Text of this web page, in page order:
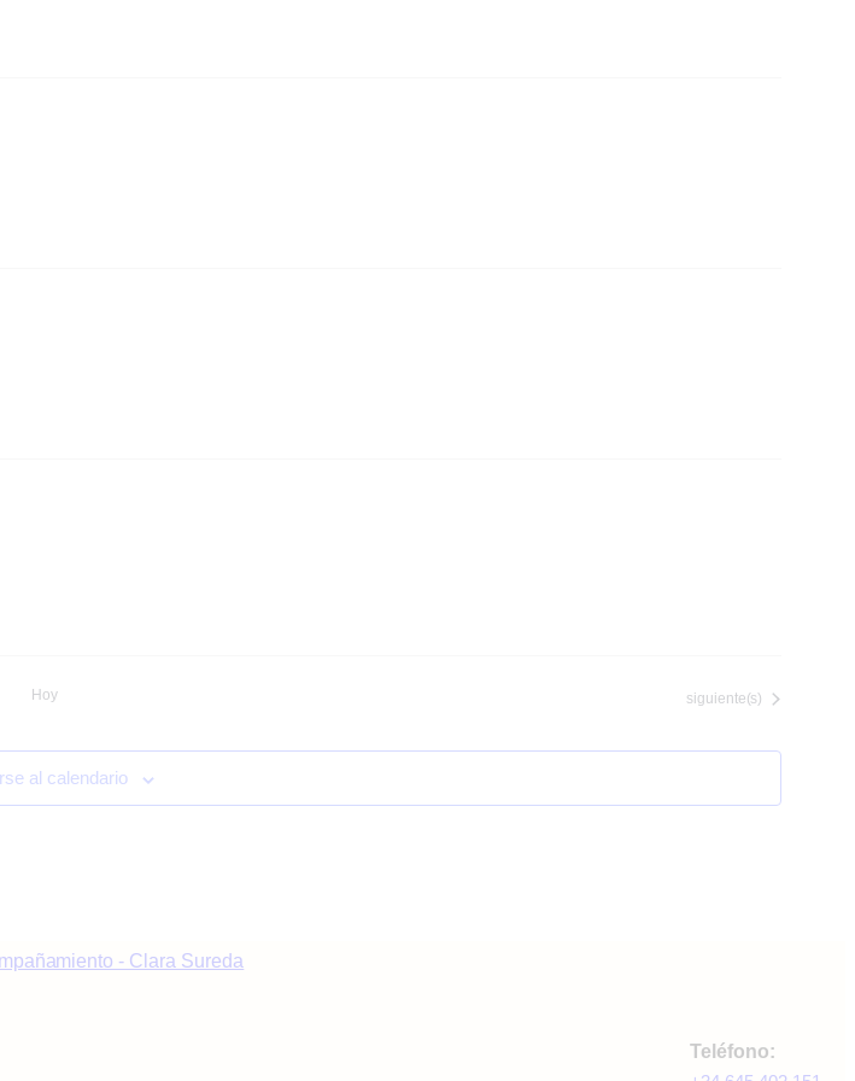
Hoy Eventos
siguiente(s)
al calendario
Teléfono: